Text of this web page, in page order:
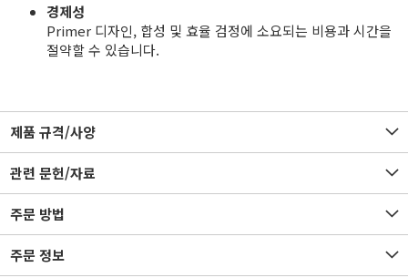
경제성
Primer 디자인, 합성 및 효율 검정에 소요되는 비용과 시간을
절약할 수 있습니다.
제품 규격/사양
관련 문헌/자료
주문 방법
주문 정보